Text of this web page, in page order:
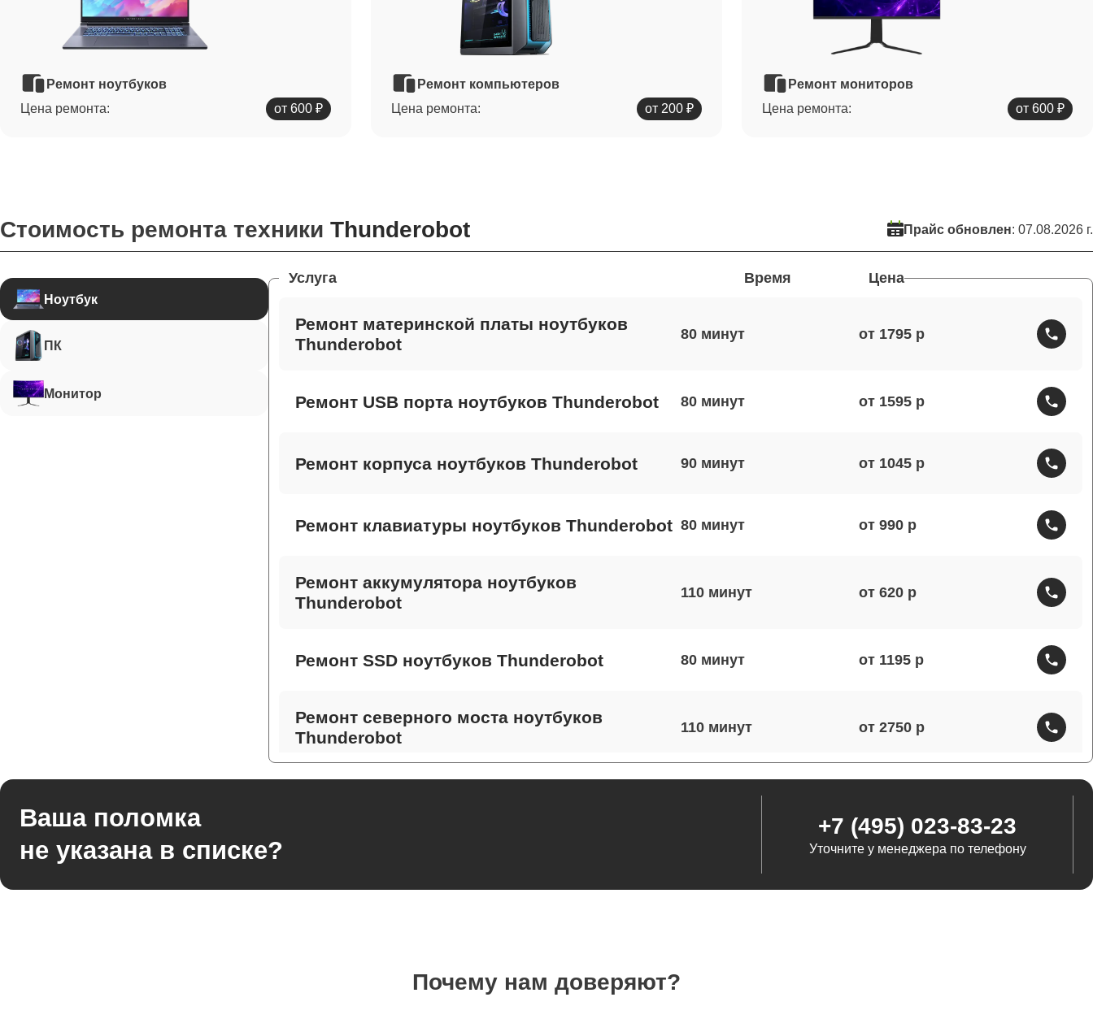
Ремонт ноутбуков
Цена ремонта:
от 600 ₽
Ремонт компьютеров
Цена ремонта:
от 200 ₽
Ремонт мониторов
Цена ремонта:
от 600 ₽
Стоимость ремонта техники Thunderobot Прайс обновлен: 07.08.2026 г.
Ноутбук
ПК
Монитор
Услуга Время Цена
Ремонт материнской платы ноутбуков
Thunderobot
80 от 1795
Ремонт USB порта ноутбуков Thunderobot 80 от 1595
Ремонт корпуса ноутбуков Thunderobot 90 от 1045
Ремонт клавиатуры ноутбуков Thunderobot 80 от 990
Ремонт аккумулятора ноутбуков
Thunderobot
110 от 620
Ремонт SSD ноутбуков Thunderobot 80 от 1195
Ремонт северного моста ноутбуков
Thunderobot
110 от 2750
Ремонт системы охлаждения ноутбуков
Ваша поломка
не указана в списке?
+7 (495) 023-83-23
Уточните у менеджера по телефону
Почему нам доверяют?